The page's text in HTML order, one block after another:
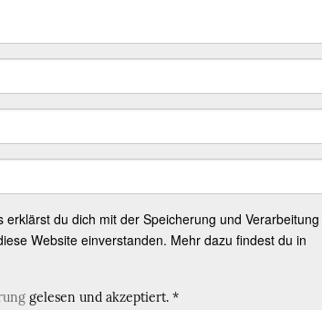
du dich mit der Speicherung und
Website einverstanden. Mehr dazu findest du in
gelesen und akzeptiert. *